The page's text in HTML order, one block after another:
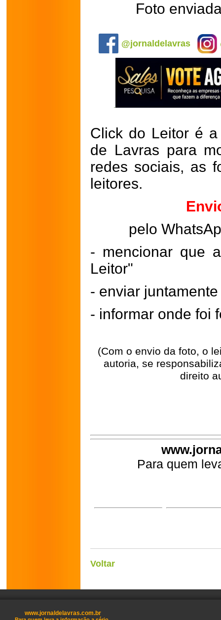
Foto
@jornaldelavras
Click do Leitor é
de Lavras para
redes sociais, as
leitores.
pelo
- mencionar que
Leitor"
- enviar
- informar onde foi
(Com o envio da foto, o
autoria, se
direito
Para quem
Voltar
www.jornaldelavras.com.br